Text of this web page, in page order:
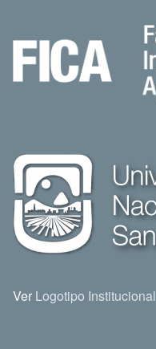
Ver Logotipo Institucional